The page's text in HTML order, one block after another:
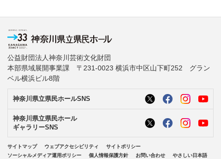
公益財団法人神奈川芸術文化財団
本部県域展開事業課 〒231-0023 横浜市中区山下町252 グラン
ベル横浜ビル8階
神奈川県立県民ホールSNS
神奈川県立県民ホール
ギャラリーSNS
サイトマップ ウェブアクセシビリティ
サイトポリシー
ソーシャルメディア運用ポリシー
個人情報保護方針 お問い合わせ やさしい日本語